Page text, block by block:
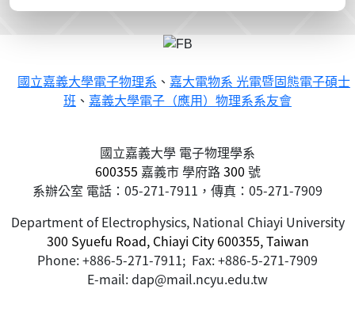
國立嘉義大學電子物理系 、 嘉大電物系 光電暨固態電子碩士
班 、 嘉義大學電子（應用）物理系系友會
國立嘉義大學 電子物理學系
600355 嘉義市學府路300 號
系辦公室 電話：05-271-7911，傳真：05-271-7909
Department of Electrophysics, National Chiayi University
300 Syuefu Road, Chiayi City 600355, Taiwan
Phone: +886-5-271-7911; Fax: +886-5-271-7909
E-mail: dap@mail.ncyu.edu.tw